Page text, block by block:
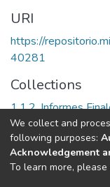
URI
https://
40281
Collections
1.1.2. Informes
Full item page
DSpace software
We collect and
following purposes:
Acknowledgement
To learn more,